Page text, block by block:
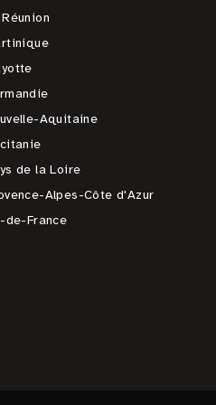
Aquitaine
de la Loire
Alpes-Côte d'Azur
de-France